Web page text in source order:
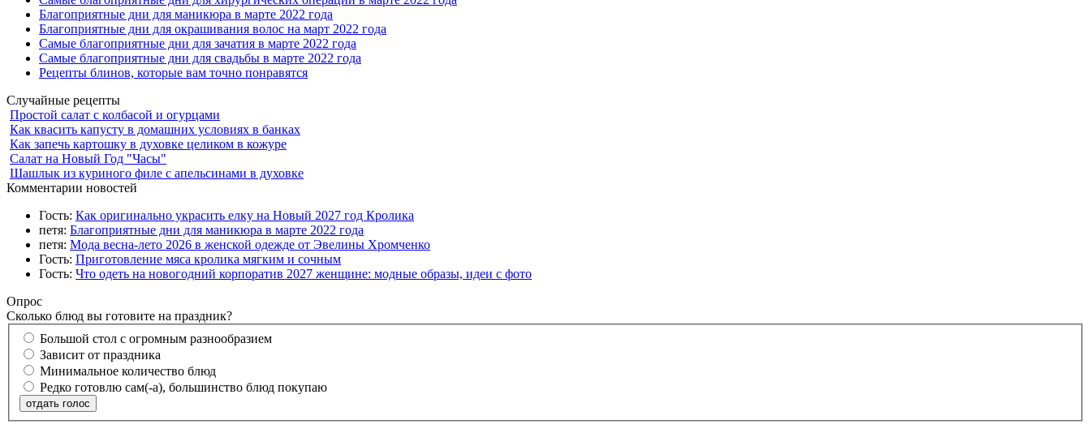
Благоприятные дни для маникюра в марте 2022 года
Благоприятные дни для окрашивания волос на март 2022 года
Самые благоприятные дни для зачатия в марте 2022 года
Самые благоприятные дни для свадьбы в марте 2022 года
Рецепты блинов, которые вам точно понравятся
Случайные рецепты
Простой салат с колбасой и огурцами
Как квасить капусту в домашних условиях в банках
Как запечь картошку в духовке целиком в кожуре
Салат на Новый Год "Часы"
Шашлык из куриного филе с апельсинами в духовке
Комментарии новостей
Гость: Как оригинально украсить елку на Новый 2027 год Кролика
петя: Благоприятные дни для маникюра в марте 2022 года
петя: Мода весна-лето 2026 в женской одежде от Эвелины Хромченко
Гость: Приготовление мяса кролика мягким и сочным
Гость: Что одеть на новогодний корпоратив 2027 женщине: модные образы, идеи с фото
Опрос
Сколько блюд вы готовите на праздник?
Большой стол с огромным разнообразием
Зависит от праздника
Минимальное количество блюд
Редко готовлю сам(-а), большинство блюд покупаю
отдать голос